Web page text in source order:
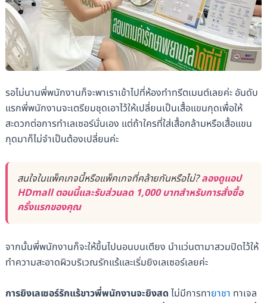
รอไม่นานพี่พนักงานก็จะพาเราเข้าไปที่ห้องทำทรีตเมนต์เลยค่ะ อันดับ
แรกพี่พนักงานจะเตรียมชุดเอาไว้ให้เปลี่ยนเป็นเสื้อแขนกุดเพื่อให้
สะดวกต่อการทำเลเซอร์นั่นเอง แต่ถ้าใครที่ใส่เสื้อกล้ามหรือเสื้อแขน
กุดมาก็ไม่จำเป็นต้องเปลี่ยนค่ะ
สนใจในแพ็คเกจนี้หรือแพ็คเกจที่คล้ายกันหรือไม่?ลองดูแอป
HDmall ตอนนี้และรับส่วนลด 1,000 บาทสำหรับการสั่งซื้อ
ครั้งแรกของคุณ
จากนั้นพี่พนักงานก็จะให้ขึ้นไปนอนบนเตียง นำแว่นตามาสวมปิดไว้ให้
ทำความสะอาดผิวบริเวณรักแร้และเริ่มยิงเลเซอร์เลยค่ะ
การยิงเลเซอร์รักแร้ขาวพี่พนักงานจะยิงสด ไม่มีการทายาชา ทาเจล